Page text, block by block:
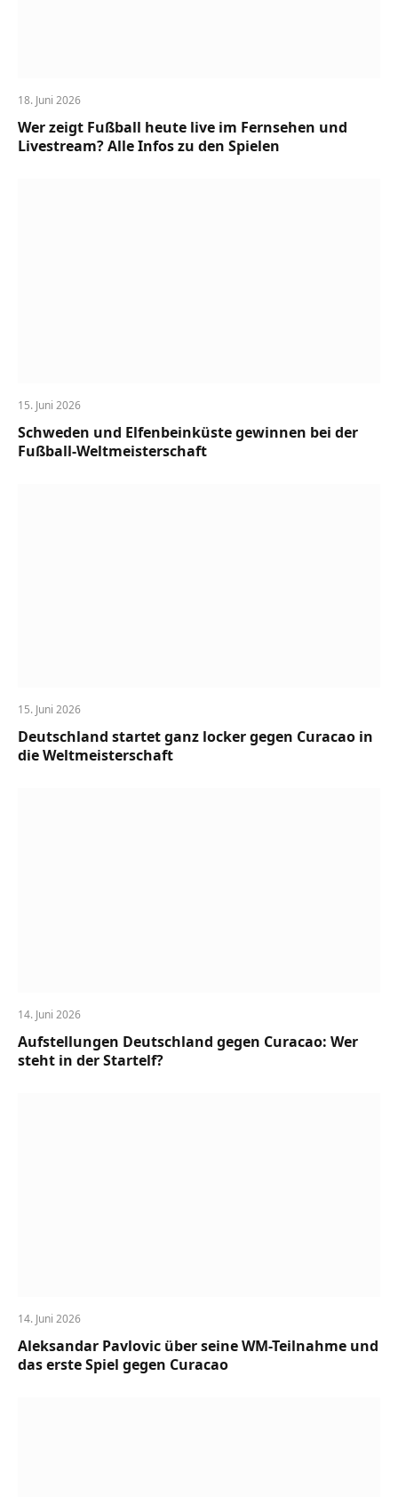
18. Juni 2026
Wer zeigt Fußball heute live im Fernsehen und
Livestream? Alle Infos zu den Spielen
15. Juni 2026
Schweden und Elfenbeinküste gewinnen bei der
Fußball-Weltmeisterschaft
15. Juni 2026
Deutschland startet ganz locker gegen Curacao in
die Weltmeisterschaft
14. Juni 2026
Aufstellungen Deutschland gegen Curacao: Wer
steht in der Startelf?
14. Juni 2026
Aleksandar Pavlovic über seine WM-Teilnahme und
das erste Spiel gegen Curacao